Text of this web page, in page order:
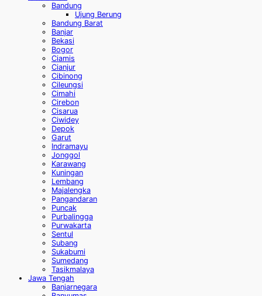
Bandung
Ujung Berung
Bandung Barat
Banjar
Bekasi
Bogor
Ciamis
Cianjur
Cibinong
Cileungsi
Cimahi
Cirebon
Cisarua
Ciwidey
Depok
Garut
Indramayu
Jonggol
Karawang
Kuningan
Lembang
Majalengka
Pangandaran
Puncak
Purbalingga
Purwakarta
Sentul
Subang
Sukabumi
Sumedang
Tasikmalaya
Jawa Tengah
Banjarnegara